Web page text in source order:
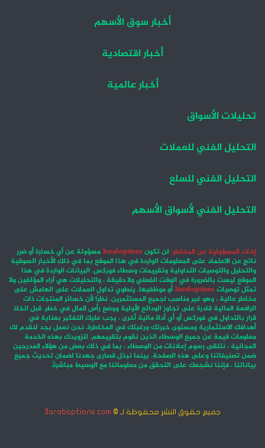
أخبار سوق الأسهم
أخبار اقتصادية
أخبار عالمية
تحليلات الأسواق
التحليل الفني للعملات
التحليل الفني للسلع
التحليل الفني لأسواق الأسهم
إخلاء المسؤولية عن المخاطر: لن تكون3araboptionsمسؤولة عن أي خسارة أو ضرر
ناتج عن الاعتماد على المعلومات الواردة في هذا الموقع بما في ذلك الأخبار السوقية
والتحليل والتوصيات التداولية وتقييمات وسطاء فوركس. البيانات الواردة في هذا
الموقع ليست بالضرورة في الوقت الفعلي ولا دقيقة ، والتحليلات هي آراء المؤلفين ولا
تمثل توصيات3araboptionsأو موظفيها. ينطوي تداول العملات على الهامش على
مخاطر عالية ، وهو غير مناسب لجميع المستثمرين. نظرًا لأن خسائر المنتجات ذات
الرافعة المالية قادرة على تجاوز الودائع الأولية ووضع رأس المال في خطر. قبل اتخاذ
قرار بالتداول في فوركس أو أي أداة مالية أخرى ، يجب عليك التفكير بعناية في
أهدافك الاستثمارية ومستوى خبرتك ورغبتك في المخاطرة. نحن نعمل بجد لنقدم لك
معلومات قيمة عن جميع الوسطاء الذين نقوم بتقييمهم. لتزويدك بهذه الخدمة
المجانية ، نتلقى رسوم إعلانات من الوسطاء ، بما في ذلك بعض من هؤلاء المدرجين
ضمن تصنيفاتنا وعلى هذه الصفحة. بينما نبذل قصارى جهدنا لضمان تحديث جميع
بياناتنا ، فإننا نشجعك على التحقق من معلوماتنا مع الوسيط مباشرةً.
جميع حقوق النشر محفوظة لـ © 3araboptions.com